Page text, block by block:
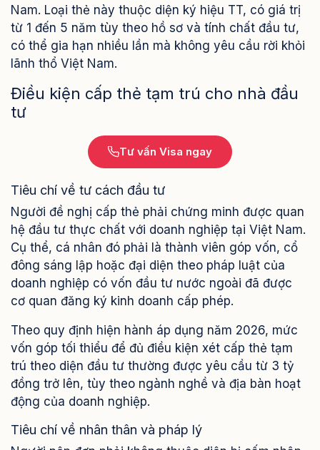
Nam. Loại thẻ này thuộc diện ký hiệu TT, có giá trị
từ 1 đến 5 năm tùy theo hồ sơ và tính chất đầu tư,
có thể gia hạn nhiều lần mà không yêu cầu rời khỏi
lãnh thổ Việt Nam.
Điều kiện cấp thẻ tạm trú cho nhà đầu
tư
Tư vấn Visa ngay
Tiêu chí về tư cách đầu tư
Người đề nghị cấp thẻ phải chứng minh được quan
hệ đầu tư thực chất với doanh nghiệp tại Việt Nam.
Cụ thể, cá nhân đó phải là thành viên góp vốn, cổ
đông sáng lập hoặc đại diện theo pháp luật của
doanh nghiệp có vốn đầu tư nước ngoài đã được
cơ quan đăng ký kinh doanh cấp phép.
Theo quy định hiện hành áp dụng năm 2026, mức
vốn góp tối thiểu để đủ điều kiện xét cấp thẻ tạm
trú theo diện đầu tư thường được yêu cầu từ 3 tỷ
đồng trở lên, tùy theo ngành nghề và địa bàn hoạt
động của doanh nghiệp.
Tiêu chí về nhân thân và pháp lý